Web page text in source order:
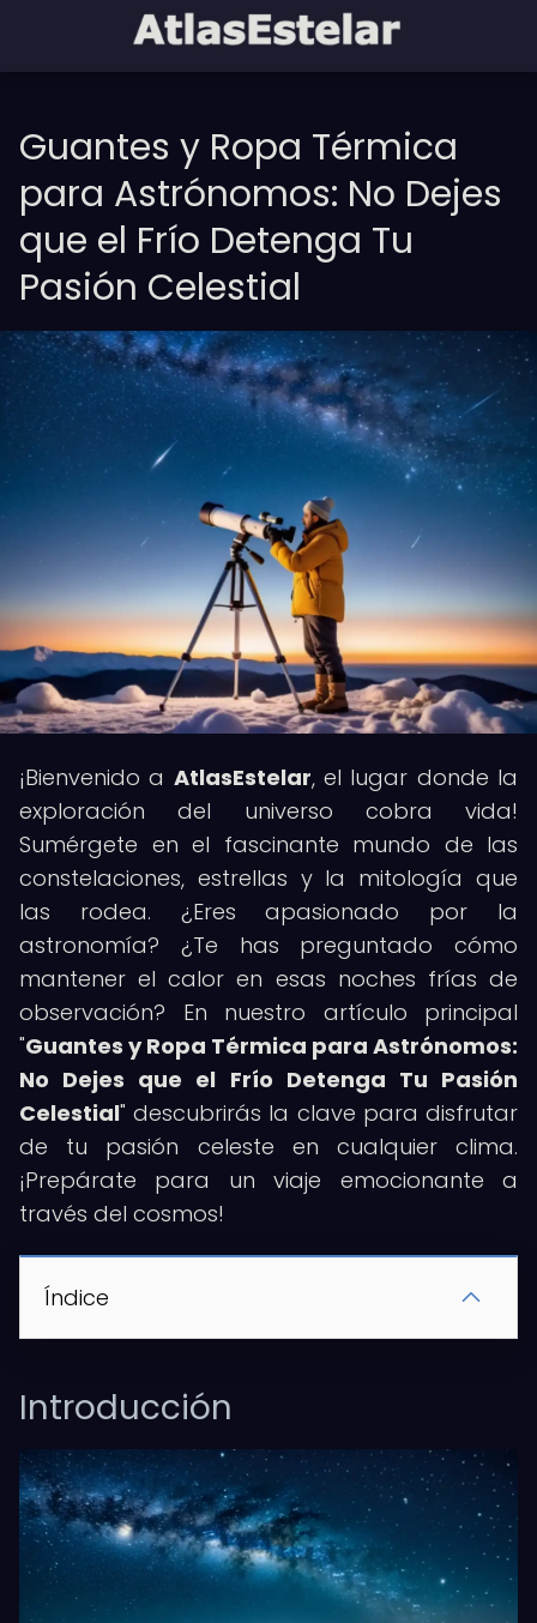
Guantes y Ropa Térmica
para Astrónomos: No Dejes
que el Frío Detenga Tu
Pasión Celestial
¡Bienvenido a AtlasEstelar, el lugar donde la
exploración del universo cobra vida!
Sumérgete en el fascinante mundo de las
constelaciones, estrellas y la mitología que
las rodea. ¿Eres apasionado por la
astronomía? ¿Te has preguntado cómo
mantener el calor en esas noches frías de
observación? En nuestro artículo principal
"Guantes y Ropa Térmica para Astrónomos:
No Dejes que el Frío Detenga Tu Pasión
Celestial" descubrirás la clave para disfrutar
de tu pasión celeste en cualquier clima.
¡Prepárate para un viaje emocionante a
través del cosmos!
Índice
Introducción